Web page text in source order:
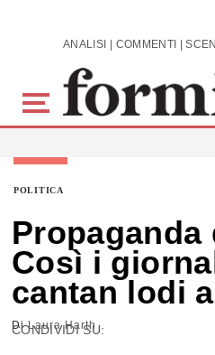
Skip to main content
POLITICA
Propaganda
Così i
cantan lodi
DiLaura Harth
CONDIVIDI SU: